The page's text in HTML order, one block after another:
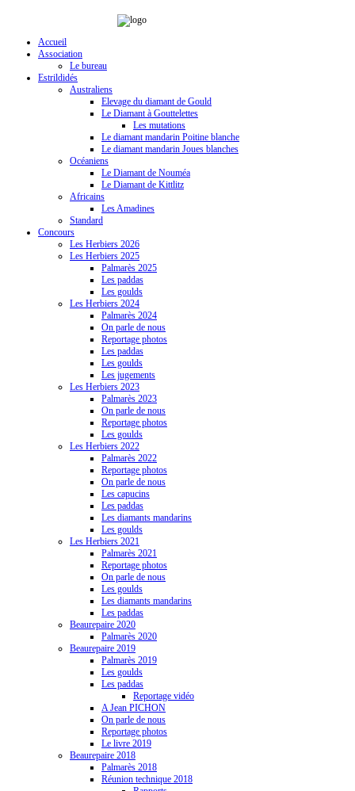
Accueil
Association
Le bureau
Estrildidés
Australiens
Elevage du diamant de Gould
Le Diamant à Gouttelettes
Les mutations
Le diamant mandarin Poitine blanche
Le diamant mandarin Joues blanches
Océaniens
Le Diamant de Nouméa
Le Diamant de Kittlitz
Africains
Les Amadines
Standard
Concours
Les Herbiers 2026
Les Herbiers 2025
Palmarès 2025
Les paddas
Les goulds
Les Herbiers 2024
Palmarès 2024
On parle de nous
Reportage photos
Les paddas
Les goulds
Les jugements
Les Herbiers 2023
Palmarès 2023
On parle de nous
Reportage photos
Les goulds
Les Herbiers 2022
Palmarès 2022
Reportage photos
On parle de nous
Les capucins
Les paddas
Les diamants mandarins
Les goulds
Les Herbiers 2021
Palmarès 2021
Reportage photos
On parle de nous
Les goulds
Les diamants mandarins
Les paddas
Beaurepaire 2020
Palmarès 2020
Beaurepaire 2019
Palmarès 2019
Les goulds
Les paddas
Reportage vidéo
A Jean PICHON
On parle de nous
Reportage photos
Le livre 2019
Beaurepaire 2018
Palmarès 2018
Réunion technique 2018